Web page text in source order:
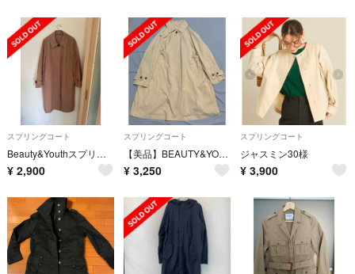
スプリングコート
Beauty&Youthスプリングコート
¥ 2,900
スプリングコート
【美品】BEAUTY&YOUTH フレアステンカラーコート
¥ 3,250
スプリングコート
ジャスミン30様
¥ 3,900